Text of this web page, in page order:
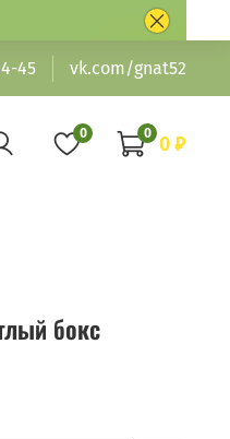
45 vk.com/gnat52
0 0 0 ₽
бокс